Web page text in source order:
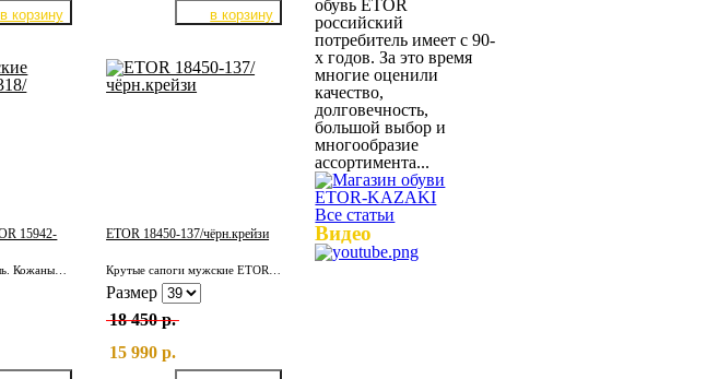
15942-
ETOR 18450-137/чёрн.крейзи
Размер
18 450 р.
15 990 р.
обувь ETOR
российский
потребитель имеет с 90-
х годов. За это время
многие оценили
качество,
долговечность,
большой выбор и
многообразие
ассортимента...
Все статьи
Видео